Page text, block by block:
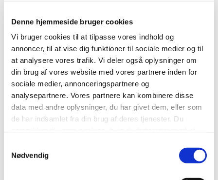
Denne hjemmeside bruger cookies
Vi bruger cookies til at tilpasse vores indhold og
annoncer, til at vise dig funktioner til sociale medier og til
at analysere vores trafik. Vi deler også oplysninger om
din brug af vores website med vores partnere inden for
sociale medier, annonceringspartnere og
analysepartnere. Vores partnere kan kombinere disse
data med andre oplysninger, du har givet dem, eller som
de har indsamlet fra din brug af deres tjenester. Du
Nødvendig
Sådan kommer du i kontakt med os, der
udbetaler din ydelse
Er du tilflytter til Horsens?
Vil du vide mere om ledighedsydelse
Økonomirådgivning